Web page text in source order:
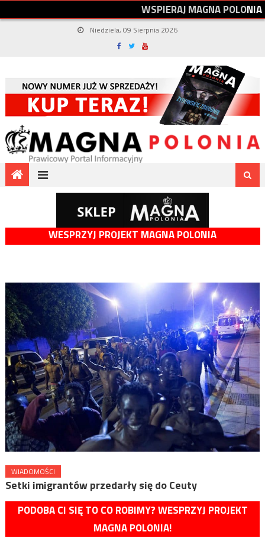
WSPIERAJMAGNAPOLONIA
Niedziela, 09 Sierpnia 2026
WESPRZYJ PROJEKT MAGNA POLONIA
WIADOMOŚCI
Setki imigrantów przedarły się do Ceuty
PODOBA CI SIĘ TO CO ROBIMY? WESPRZYJ PROJEKT
MAGNA POLONIA!